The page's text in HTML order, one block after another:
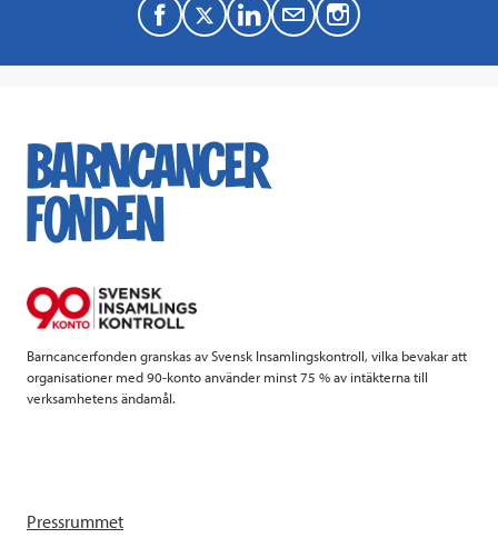
F
a
e
b
k
T
w
t
t
L
i
k
e
M
a
Barncancerfonden granskas av Svensk Insamlingskontroll, vilka bevakar att
organisationer med 90-konto använder minst 75 % av intäkterna till
verksamhetens ändamål.
Pressrummet